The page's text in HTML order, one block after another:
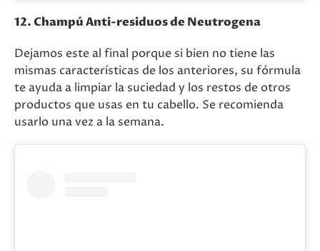
12. Champú Anti-residuos de Neutrogena
Dejamos este al final porque si bien no tiene las
mismas características de los anteriores, su fórmula
te ayuda a limpiar la suciedad y los restos de otros
productos que usas en tu cabello. Se recomienda
usarlo una vez a la semana.